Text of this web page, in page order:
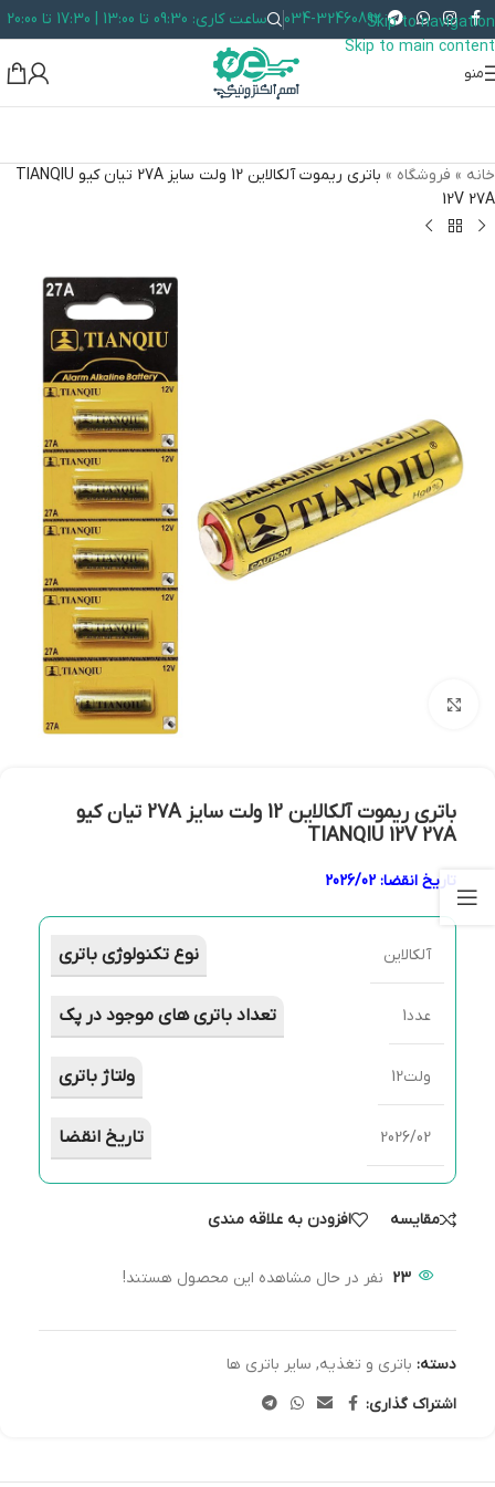
Skip to navigation
Skip to main content
034-32460892 ساعت کاری: 09:30 تا 13:00 | 17:30 تا 20:00
منو
خانه » فروشگاه »
باتری ریموت آلکالاین 12 ولت سایز 27A تیان کیو TIANQIU
12V 27A
باتری ریموت آلکالاین 12 ولت سایز 27A تیان کیو
TIANQIU 12V 27A
تاریخ انقضا: 2026/02
نوع تکنولوژی باتری آلکالاین
تعداد باتری های موجود در پک عدد1
ولتاژ باتری ولت12
تاریخ انقضا 2026/02
مقایسه افزودن به علاقه مندی
23 نفر در حال مشاهده این محصول هستند!
دسته: باتری و تغذیه, سایر باتری ها
اشتراک گذاری: